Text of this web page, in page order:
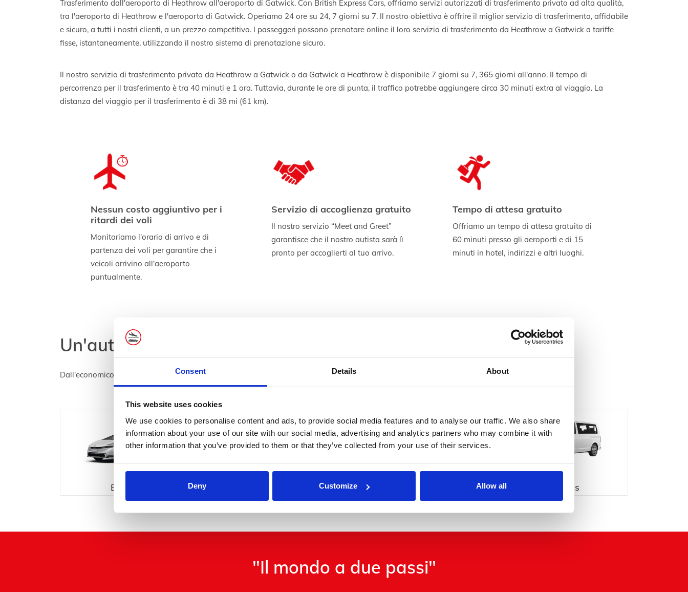
Consent Details About
This website uses cookies
We use cookies to personalise content and ads, to provide social media features and to analyse our traffic. We also share
information about your use of our site with our social media, advertising and analytics partners who may combine it with
other information that you’ve provided to them or that they’ve collected from your use of their services.
Deny Customize Allow all
Trasferimento dall'aeroporto di Heathrow all'aeroporto di Gatwick. Con British Express Cars, offriamo servizi autorizzati di trasferimento privato ad alta qualità,
tra l'aeroporto di Heathrow e l'aeroporto di Gatwick. Operiamo 24 ore su 24, 7 giorni su 7. Il nostro obiettivo è offrire il miglior servizio di trasferimento, affidabile
e sicuro, a tutti i nostri clienti, a un prezzo competitivo. I passeggeri possono prenotare online il loro servizio di trasferimento da Heathrow a Gatwick a tariffe
fisse, istantaneamente, utilizzando il nostro sistema di prenotazione sicuro.
Il nostro servizio di trasferimento privato da Heathrow a Gatwick o da Gatwick a Heathrow è disponibile 7 giorni su 7, 365 giorni all'anno. Il tempo di
percorrenza per il trasferimento è tra 40 minuti e 1 ora. Tuttavia, durante le ore di punta, il traffico potrebbe aggiungere circa 30 minuti extra al viaggio. La
distanza del viaggio per il trasferimento è di 38 mi (61 km).
Nessun costo aggiuntivo per i
ritardi dei voli
Monitoriamo l'orario di arrivo e di
partenza dei voli per garantire che i
veicoli arrivino all'aeroporto
puntualmente.
Servizio di accoglienza gratuito
Il nostro servizio “Meet and Greet”
garantisce che il nostro autista sarà lì
pronto per accoglierti al tuo arrivo.
Tempo di attesa gratuito
Offriamo un tempo di attesa gratuito di
60 minuti presso gli aeroporti e di 15
minuti in hotel, indirizzi e altri luoghi.
Un'auto per qualsiasi budget e occasione
Dall'economico al lusso, abbiamo qualcosa per ogni tua esigenza di viaggio
Berline Minibus
"Il mondo a due passi"